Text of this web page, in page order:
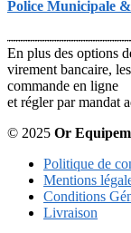
Police Municipale
En plus des options
virement bancaire,
commande en ligne
et régler par mandat
© 2025 Or
Politique de
Mentions
Conditions
Livraison